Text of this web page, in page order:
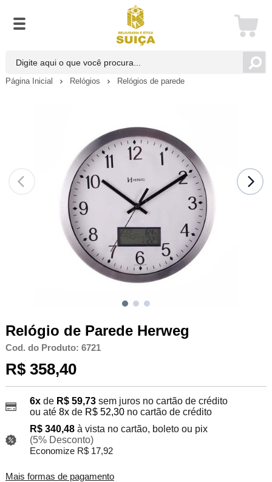
Página Inicial Relógios Relógios de parede
Relógio de Parede Herweg
Cod. do Produto: 6721
R$ 358,40
6xde R$ 59,73 sem juros no cartão de crédito
ou até 8xde R$ 52,30no cartão de crédito
R$ 340,48 à vista no cartão, boleto ou pix
(5% Desconto)
Economize R$ 17,92
Mais formas de pagamento